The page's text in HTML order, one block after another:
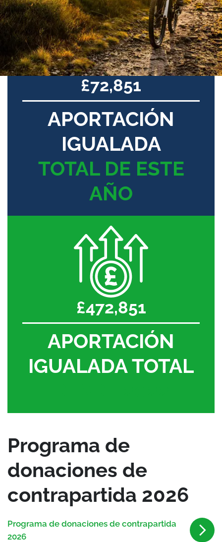
£72,851
APORTACIÓN
IGUALADA
TOTAL DE ESTE
AÑO
£472,851
APORTACIÓN
IGUALADA TOTAL
Programa de
donaciones de
contrapartida 2026
Programa de donaciones de contrapartida
2026